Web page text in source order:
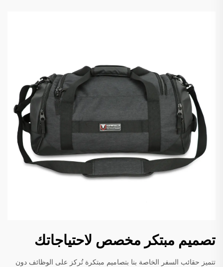
تصميم مبتكر مخصص لاحتياجاتك
تتميز حقائب السفر الخاصة بنا بتصاميم مبتكرة تُركز على الوظائف دون